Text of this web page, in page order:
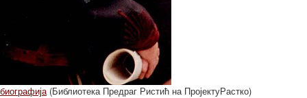
биографија(Библиотека Предраг Ристић на ПројектуРастко)